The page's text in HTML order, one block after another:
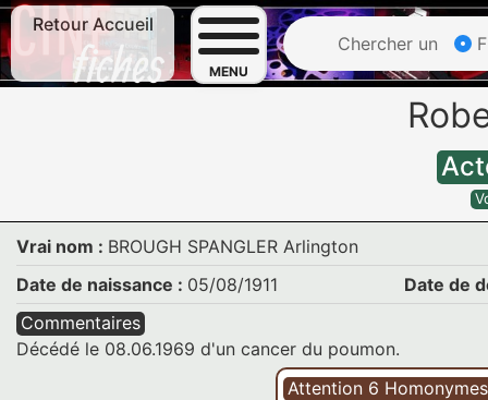
Retour Accueil
MENU
Chercher un
Vrai nom : BROUGH SPANGLER Arlington
Date de naissance : 05/08/1911
Date de
Commentaires
Décédé le 08.06.1969 d'un cancer du poumon.
Attention 6